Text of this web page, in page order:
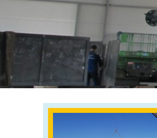
Pápa (2011)